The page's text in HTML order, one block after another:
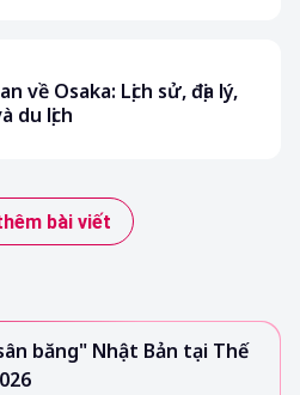
về Osaka: Lịch sử, địa lý,
du lịch
bài viết
băng" Nhật Bản tại Thế